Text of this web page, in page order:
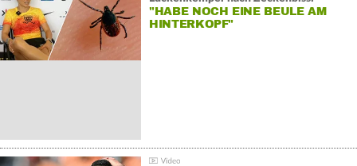
"HABE NOCH EINE BEULE AM
HINTERKOPF"